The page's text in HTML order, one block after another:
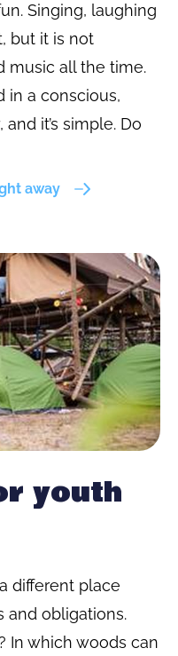
Singing, laughing
but it is not
music all the time.
in a conscious,
it’s simple. Do
away
youth
different place
and obligations.
In which woods can